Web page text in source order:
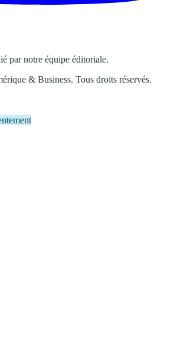
par notre équipe éditoriale.
& Business. Tous droits réservés.